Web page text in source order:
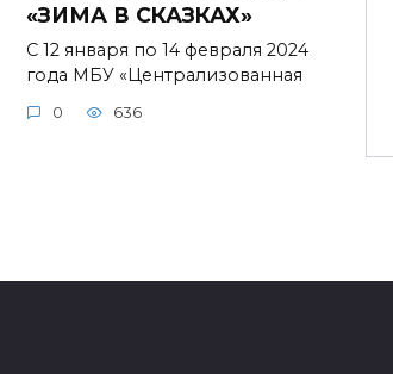
«ЗИМА В СКАЗКАХ»
С 12 января по 14 февраля 2024
года МБУ «Централизованная
0 636